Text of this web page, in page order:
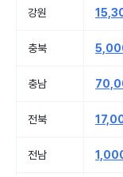
강원
충북
충남
전북
전남